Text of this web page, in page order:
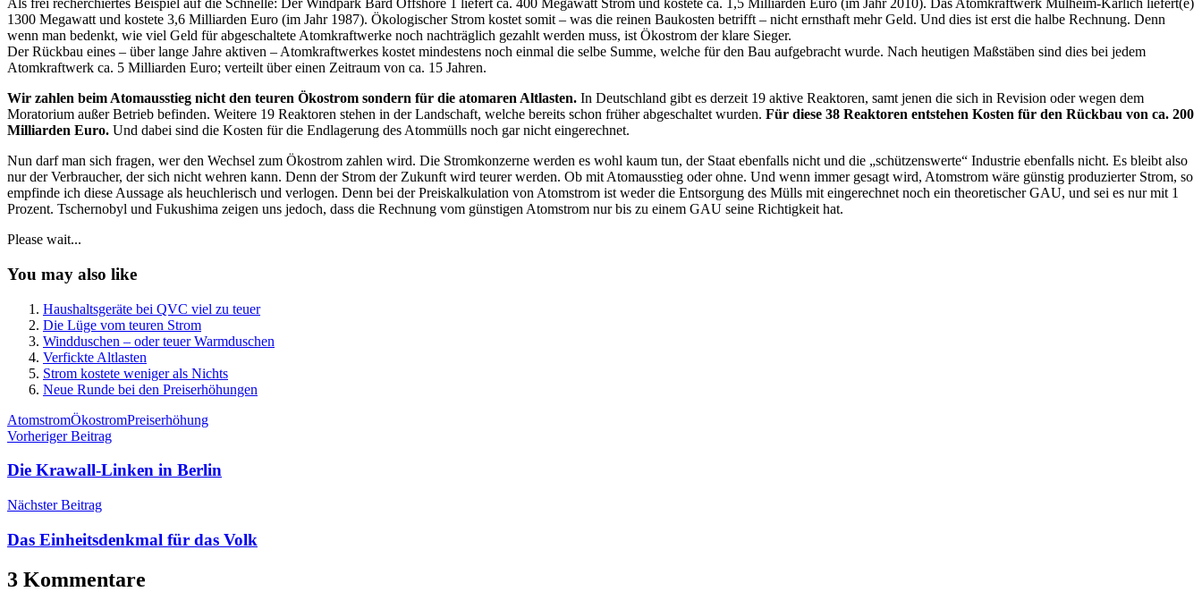
Als frei recherchiertes Beispiel auf die Schnelle: Der Windpark Bard Offshore 1 liefert ca. 400 Megawatt Strom und kostete ca. 1,5 Milliarden Euro (im Jahr 2010). Das Atomkraftwerk Mülheim-Kärlich liefert(e)
1300 Megawatt und kostete 3,6 Milliarden Euro (im Jahr 1987). Ökologischer Strom kostet somit – was die reinen Baukosten betrifft – nicht ernsthaft mehr Geld. Und dies ist erst die halbe Rechnung. Denn
wenn man bedenkt, wie viel Geld für abgeschaltete Atomkraftwerke noch nachträglich gezahlt werden muss, ist Ökostrom der klare Sieger.
Der Rückbau eines – über lange Jahre aktiven – Atomkraftwerkes kostet mindestens noch einmal die selbe Summe, welche für den Bau aufgebracht wurde. Nach heutigen Maßstäben sind dies bei jedem
Atomkraftwerk ca. 5 Milliarden Euro; verteilt über einen Zeitraum von ca. 15 Jahren.
Wir zahlen beim Atomausstieg nicht den teuren Ökostrom sondern für die atomaren Altlasten. In Deutschland gibt es derzeit 19 aktive Reaktoren, samt jenen die sich in Revision oder wegen dem
Moratorium außer Betrieb befinden. Weitere 19 Reaktoren stehen in der Landschaft, welche bereits schon früher abgeschaltet wurden. Für diese 38 Reaktoren entstehen Kosten für den Rückbau von ca. 200
Milliarden Euro. Und dabei sind die Kosten für die Endlagerung des Atommülls noch gar nicht eingerechnet.
Nun darf man sich fragen, wer den Wechsel zum Ökostrom zahlen wird. Die Stromkonzerne werden es wohl kaum tun, der Staat ebenfalls nicht und die „schützenswerte“ Industrie ebenfalls nicht. Es bleibt also
nur der Verbraucher, der sich nicht wehren kann. Denn der Strom der Zukunft wird teurer werden. Ob mit Atomausstieg oder ohne. Und wenn immer gesagt wird, Atomstrom wäre günstig produzierter Strom, so
empfinde ich diese Aussage als heuchlerisch und verlogen. Denn bei der Preiskalkulation von Atomstrom ist weder die Entsorgung des Mülls mit eingerechnet noch ein theoretischer GAU, und sei es nur mit 1
Prozent. Tschernobyl und Fukushima zeigen uns jedoch, dass die Rechnung vom günstigen Atomstrom nur bis zu einem GAU seine Richtigkeit hat.
Please wait...
You may also like
Haushaltsgeräte bei QVC viel zu teuer
Die Lüge vom teuren Strom
Windduschen – oder teuer Warmduschen
Verfickte Altlasten
Strom kostete weniger als Nichts
Neue Runde bei den Preiserhöhungen
Schlagwörter
AtomstromÖkostromPreiserhöhung
Beitragsnavigation
Vorheriger Beitrag
Die Krawall-Linken in Berlin
Nächster Beitrag
Das Einheitsdenkmal für das Volk
3 Kommentare